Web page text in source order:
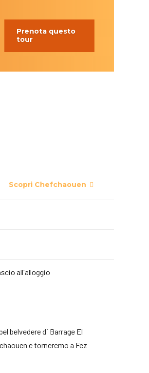
Prenota questo
tour
Scopri Chefchaouen
all´alloggio
belvedere di Barrage El
e torneremo a Fez